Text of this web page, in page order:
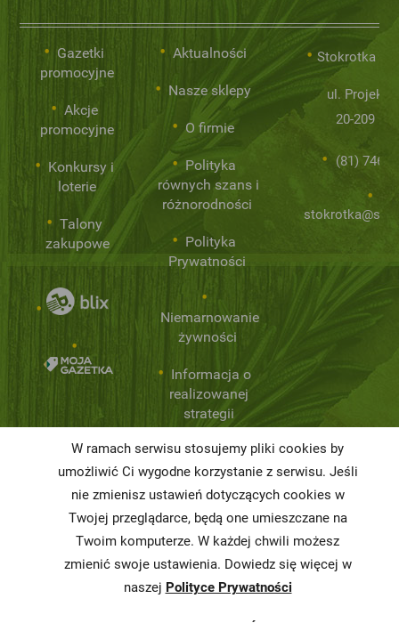
Gazetki
promocyjne
Akcje
promocyjne
Konkursy i
loterie
Talony
zakupowe
Aktualności
Nasze sklepy
O firmie
Polityka
równych szans i
różnorodności
Polityka
Prywatności
Niemarnowanie
żywności
Informacja o
realizowanej
strategii
podatkowej
Karty
charakterystyki
Butelkomaty
Stokrotka
ul.
20-209
(81) 746
W ramach serwisu stosujemy pliki cookies by
umożliwić Ci wygodne korzystanie z serwisu. Jeśli
nie zmienisz ustawień dotyczących cookies w
Twojej przeglądarce, będą one umieszczane na
Twoim komputerze. W każdej chwili możesz
zmienić swoje ustawienia. Dowiedz się więcej w
naszej Polityce Prywatności